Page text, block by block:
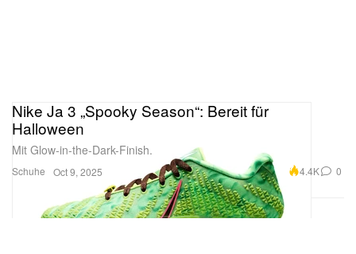
Schuhe
Nike Ja 3 „Spooky Season“: Bereit für
Halloween
Mit Glow-in-the-Dark-Finish.
Oct 9, 2025 4.4K 0